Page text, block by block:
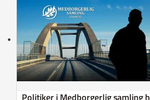
Politiker i Medborgerlig samling